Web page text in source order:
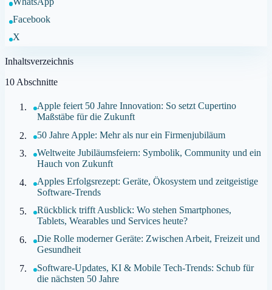
Facebook
X
Inhaltsverzeichnis
10 Abschnitte
Apple feiert 50 Jahre Innovation: So setzt Cupertino
Maßstäbe für die Zukunft
50 Jahre Apple: Mehr als nur ein Firmenjubiläum
Weltweite Jubiläumsfeiern: Symbolik, Community und ein
Hauch von Zukunft
Apples Erfolgsrezept: Geräte, Ökosystem und zeitgeistige
Software-Trends
Rückblick trifft Ausblick: Wo stehen Smartphones,
Tablets, Wearables und Services heute?
Die Rolle moderner Geräte: Zwischen Arbeit, Freizeit und
Gesundheit
Software-Updates, KI & Mobile Tech-Trends: Schub für
die nächsten 50 Jahre